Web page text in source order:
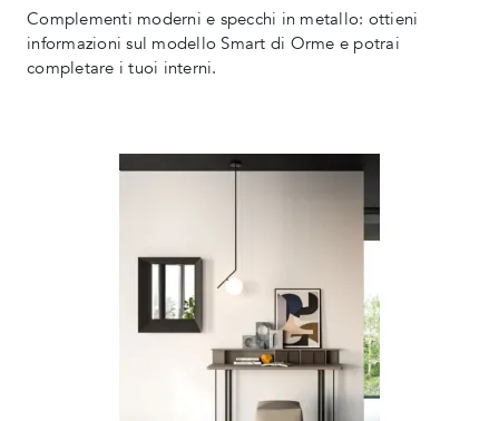
Complementi moderni e specchi in metallo: ottieni
informazioni sul modello Smart di Orme e potrai
completare i tuoi interni.